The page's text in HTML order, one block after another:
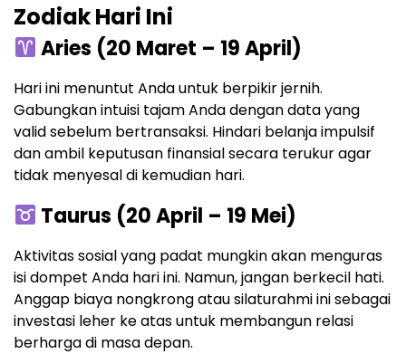
Zodiak Hari Ini
Aries (20 Maret – 19 April)
Hari ini menuntut Anda untuk berpikir jernih.
Gabungkan intuisi tajam Anda dengan data yang
valid sebelum bertransaksi. Hindari belanja impulsif
dan ambil keputusan finansial secara terukur agar
tidak menyesal di kemudian hari.
Taurus (20 April – 19 Mei)
Aktivitas sosial yang padat mungkin akan menguras
isi dompet Anda hari ini. Namun, jangan berkecil hati.
Anggap biaya nongkrong atau silaturahmi ini sebagai
investasi leher ke atas untuk membangun relasi
berharga di masa depan.